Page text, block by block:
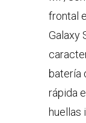
frontal
Galaxy
batería
rápida
huellas